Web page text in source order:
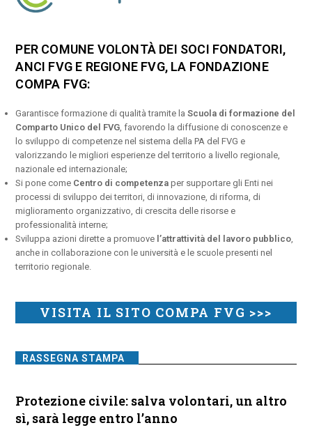
PER COMUNE VOLONTÀ DEI SOCI FONDATORI,
ANCI FVG E REGIONE FVG, LA FONDAZIONE
COMPA FVG:
Garantisce formazione di qualità tramite laScuola di formazione del
Comparto Unico del FVG , favorendo la diffusione di conoscenze e
lo sviluppo di competenze nel sistema della PA del FVG e
valorizzando le migliori esperienze del territorio a livello regionale,
nazionale ed internazionale;
Si pone come Centro di competenza per supportare gli Enti nei
processi di sviluppo dei territori, di innovazione, di riforma, di
miglioramento organizzativo, di crescita delle risorse e
professionalità interne;
Sviluppa azioni dirette a promuove l’attrattività del lavoro pubblico
anche in collaborazione con le università e le scuole presenti nel
territorio regionale.
VISITA IL SITO COMPA FVG >>>
RASSEGNA STAMPA
Protezione civile: salva volontari, un altro
sì, sarà legge entro l’anno